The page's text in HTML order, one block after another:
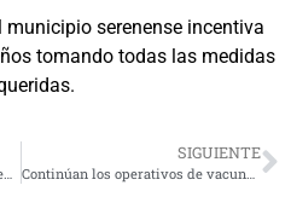
municipio serenense incentiva
tomando todas las medidas
Chile bordea los mil contagios nuevos y anota lo más alto en casi 8 semanas
SIGUIENTE
Continúan los operativos de vacunación Covid durante el fin de semana